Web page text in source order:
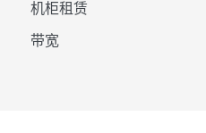
机柜租赁
带宽